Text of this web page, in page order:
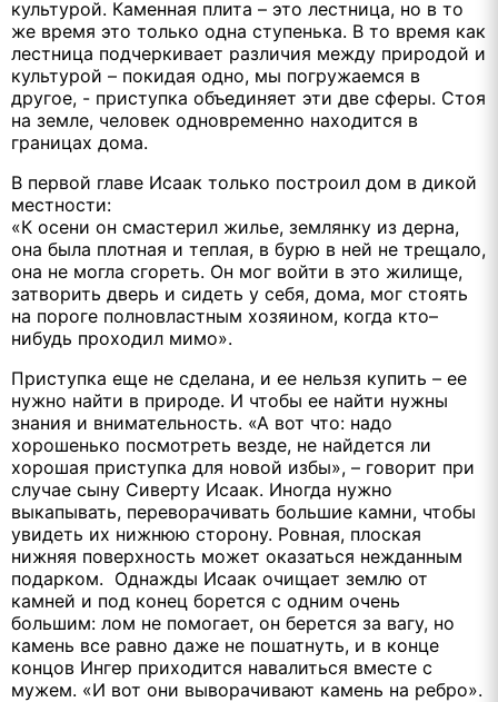
культурой. Каменная плита – это лестница, но в то
же время это только одна ступенька. В то время как
лестница подчеркивает различия между природой и
культурой – покидая одно, мы погружаемся в
другое, - приступка объединяет эти две сферы. Стоя
на земле, человек одновременно находится в
границах дома.
В первой главе Исаак только построил дом в дикой
местности:
«К осени он смастерил жилье, землянку из дерна,
она была плотная и теплая, в бурю в ней не трещало,
она не могла сгореть. Он мог войти в это жилище,
затворить дверь и сидеть у себя, дома, мог стоять
на пороге полновластным хозяином, когда кто–
нибудь проходил мимо».
Приступка еще не сделана, и ее нельзя купить – ее
нужно найти в природе. И чтобы ее найти нужны
знания и внимательность. «А вот что: надо
хорошенько посмотреть везде, не найдется ли
хорошая приступка для новой избы», – говорит при
случае сыну Сиверту Исаак. Иногда нужно
выкапывать, переворачивать большие камни, чтобы
увидеть их нижнюю сторону. Ровная, плоская
нижняя поверхность может оказаться нежданным
подарком. Однажды Исаак очищает землю от
камней и под конец борется с одним очень
большим: лом не помогает, он берется за вагу, но
камень все равно даже не пошатнуть, и в конце
концов Ингер приходится навалиться вместе с
мужем. «И вот они выворачивают камень на ребро».